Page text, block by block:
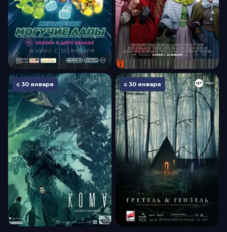
с 30 января с 30 января